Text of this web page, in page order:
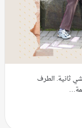
ثانية. الطرف